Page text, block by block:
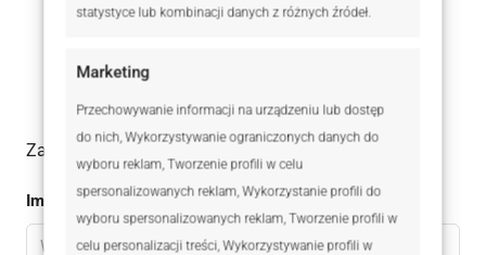
statystyce lub kombinacji danych z różnych źródeł.
Marketing
Przechowywanie informacji na urządzeniu lub dostęp
do nich, Wykorzystywanie ograniczonych danych do
wyboru reklam, Tworzenie profili w celu
spersonalizowanych reklam, Wykorzystanie profili do
wyboru spersonalizowanych reklam, Tworzenie profili w
celu personalizacji treści, Wykorzystywanie profili w
+48 537 092 512
Zadaj pytanie do oferty
Imię